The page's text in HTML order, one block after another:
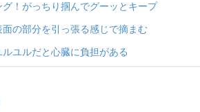
！がっちり掴んでグーッとキープ
の部分を引っ張る感じで摘まむ
ユルだと心臓に負担がある